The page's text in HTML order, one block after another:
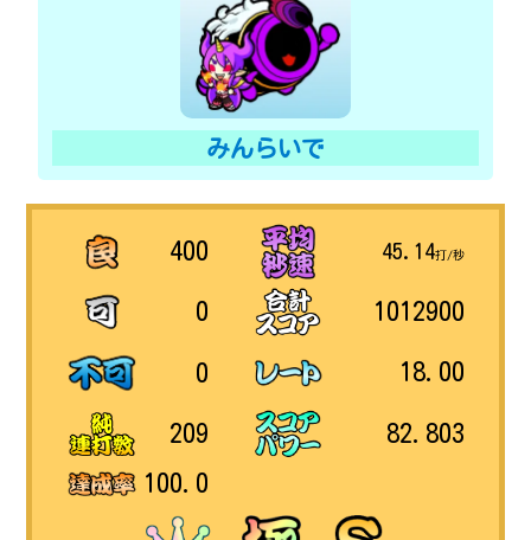
みんらいで
400
0
0
209
100.0
45.14打/秒
1012900
18.00
82.803